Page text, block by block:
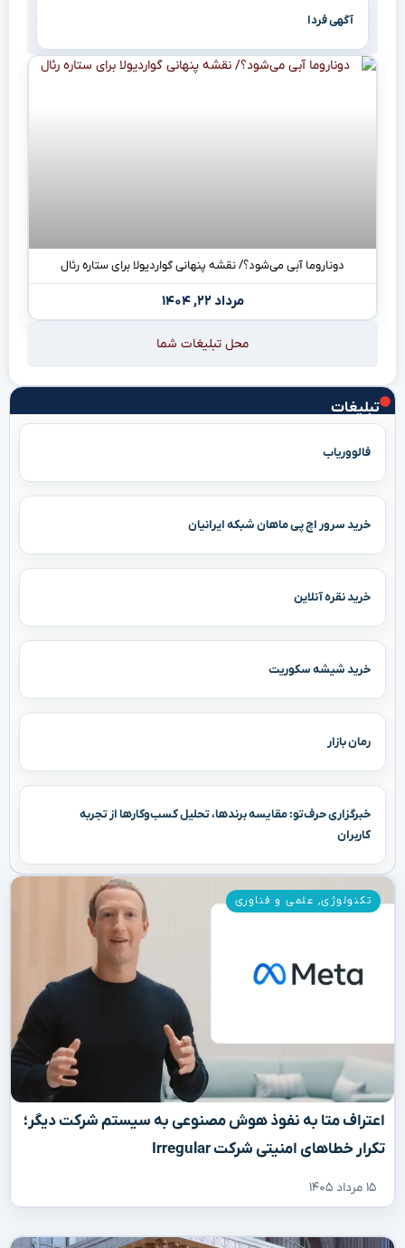
تبلیغات
فالووریاب
خرید سرور اچ پی ماهان شبکه ایرانیان
خرید نقره آنلاین
خرید شیشه سکوریت
رمان بازار
خبرگزاری حرف‌تو: مقایسه برندها، تحلیل کسب‌وکارها از تجربه
کاربران
اعتراف متا به نفوذ هوش مصنوعی به سیستم شرکت دیگر؛
تکرار خطاهای امنیتی شرکت Irregular
۱۵ مرداد ۱۴۰۵
تکنولوژی, علمی و فناوری
آگهی فردا
دوناروما آبی می‌شود؟/ نقشه پنهانی گواردیولا برای ستاره رئال
مرداد ۲۲, ۱۴۰۴
محل تبلیغات شما